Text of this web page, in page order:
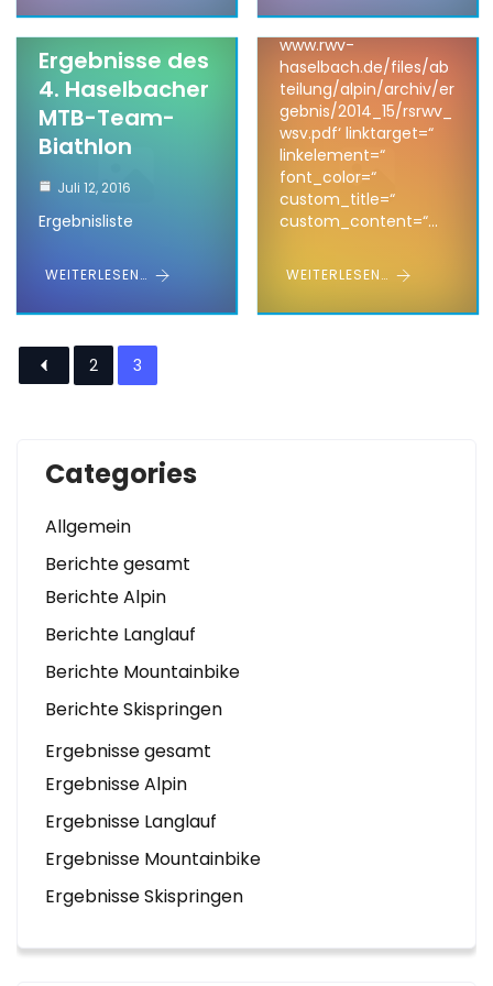
Ergebnisse des
4. Haselbacher
MTB-Team-
Biathlon
Juli 12, 2016
Ergebnisliste
WEITERLESEN…
link=’manually,https://
www.rwv-
haselbach.de/files/ab
teilung/alpin/archiv/er
gebnis/2014_15/rsrwv_
wsv.pdf‘ linktarget=“
linkelement=“
font_color=“
custom_title=“
custom_content=“…
WEITERLESEN…
2 3
Categories
Allgemein
Berichte gesamt
Berichte Alpin
Berichte Langlauf
Berichte Mountainbike
Berichte Skispringen
Ergebnisse gesamt
Ergebnisse Alpin
Ergebnisse Langlauf
Ergebnisse Mountainbike
Ergebnisse Skispringen